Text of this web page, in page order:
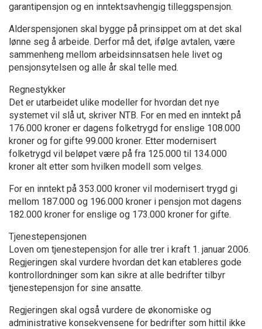
garantipensjon og en inntektsavhengig tilleggspensjon.
Alderspensjonen skal bygge på prinsippet om at det skal
lønne seg å arbeide. Derfor må det, ifølge avtalen, være
sammenheng mellom arbeidsinnsatsen hele livet og
pensjonsytelsen og alle år skal telle med.
Regnestykker
Det er utarbeidet ulike modeller for hvordan det nye
systemet vil slå ut, skriver NTB. For en med en inntekt på
176.000 kroner er dagens folketrygd for enslige 108.000
kroner og for gifte 99.000 kroner. Etter modernisert
folketrygd vil beløpet være på fra 125.000 til 134.000
kroner alt etter som hvilken modell som velges.
For en inntekt på 353.000 kroner vil modernisert trygd gi
mellom 187.000 og 196.000 kroner i pensjon mot dagens
182.000 kroner for enslige og 173.000 kroner for gifte.
Tjenestepensjonen
Loven om tjenestepensjon for alle trer i kraft 1. januar 2006.
Regjeringen skal vurdere hvordan det kan etableres gode
kontrollordninger som kan sikre at alle bedrifter tilbyr
tjenestepensjon for sine ansatte.
Regjeringen skal også vurdere de økonomiske og
administrative konsekvensene for bedrifter som hittil ikke